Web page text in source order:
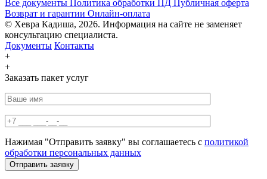
Все документы Политика обработки ПД Публичная оферта
Возврат и гарантии Онлайн-оплата
© Хевра Кадиша, 2026. Информация на сайте не заменяет
консультацию специалиста.
Документы Контакты
+
+
Заказать пакет услуг
Нажимая "Отправить заявку" вы соглашаетесь с политикой
обработки персональных данных